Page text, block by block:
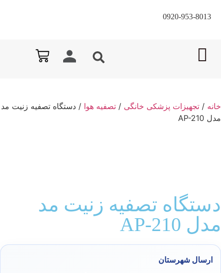
0920-953-8013
خانه / تجهیزات پزشکی خانگی / تصفیه هوا / دستگاه تصفیه زنیت مد
مدل AP-210
دستگاه تصفیه زنیت مد
مدل AP-210
ارسال شهرستان